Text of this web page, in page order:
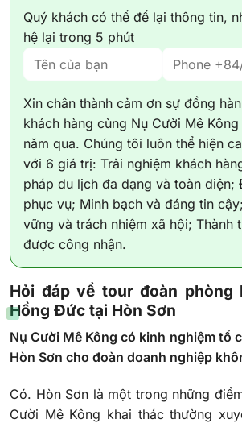
Quý khách có thể để lại thông tin,
hệ lại trong 5 phút
Xin chân thành cảm ơn sự đồng
khách hàng cùng Nụ Cười Mê
năm qua. Chúng tôi luôn thể hiện
với 6 giá trị: Trải nghiệm khách
pháp du lịch đa dạng và toàn diện;
phục vụ; Minh bạch và đáng tin
vững và trách nhiệm xã hội; Thành
được công nhận.
Hỏi đáp về tour đoàn phòng
Hồng Đức tại Hòn Sơn
Nụ Cười Mê Kông có kinh nghiệm tổ
Hòn Sơn cho đoàn doanh nghiệp
Có. Hòn Sơn là một trong những
Cười Mê Kông khai thác thường